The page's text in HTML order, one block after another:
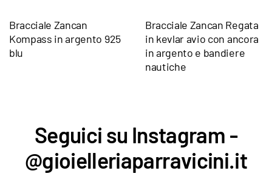
Bracciale Zancan
Kompass in argento 925
blu
Bracciale Zancan Regata
in kevlar avio con ancora
in argento e bandiere
nautiche
Seguici su Instagram -
@gioielleriaparravicini.it